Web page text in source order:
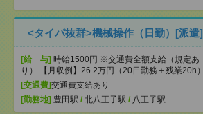
<タイパ抜群>機械操作（日勤）[派遣]
[給 与] 時給1500円 ※交通費全額支給（規定あ
り） 【月収例】26.2万円（20日勤務＋残業20h）
[交通費]交通費支給あり
[勤務地] 豊田駅 / 北八王子駅 / 八王子駅